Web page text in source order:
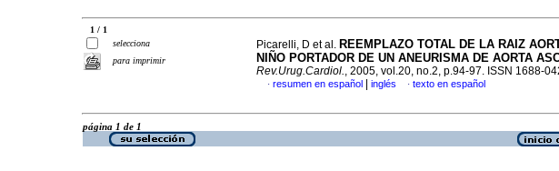
1 / 1
selecciona
para imprimir
Picarelli, D et al. REEMPLAZO TOTAL DE LA RAIZ
NIÑO PORTADOR DE UN ANEURISMA DE AORTA
Rev.Urug.Cardiol., 2005, vol.20, no.2, p.94-97. ISSN 1688-
· resumen en español inglés · texto en español
página 1 de 1